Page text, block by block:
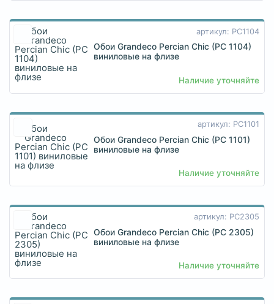
артикул: PC1104
Обои Grandeco Percian Chic (PC 1104)
виниловые на флизе
Наличие уточняйте
артикул: PC1101
Обои Grandeco Percian Chic (PC 1101)
виниловые на флизе
Наличие уточняйте
артикул: PC2305
Обои Grandeco Percian Chic (PC 2305)
виниловые на флизе
Наличие уточняйте